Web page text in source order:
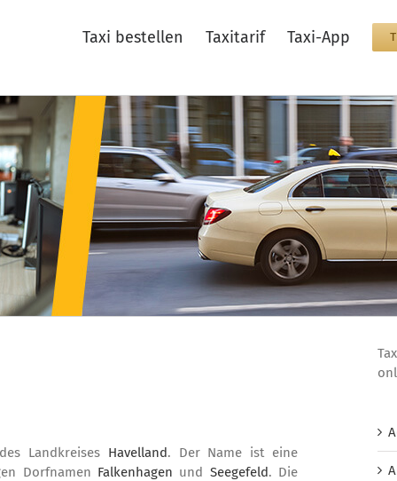
Taxi bestellen Taxitarif Taxi-App
Landkreises Havelland. Der Name ist eine
Dorfnamen Falkenhagen und Seegefeld. Die